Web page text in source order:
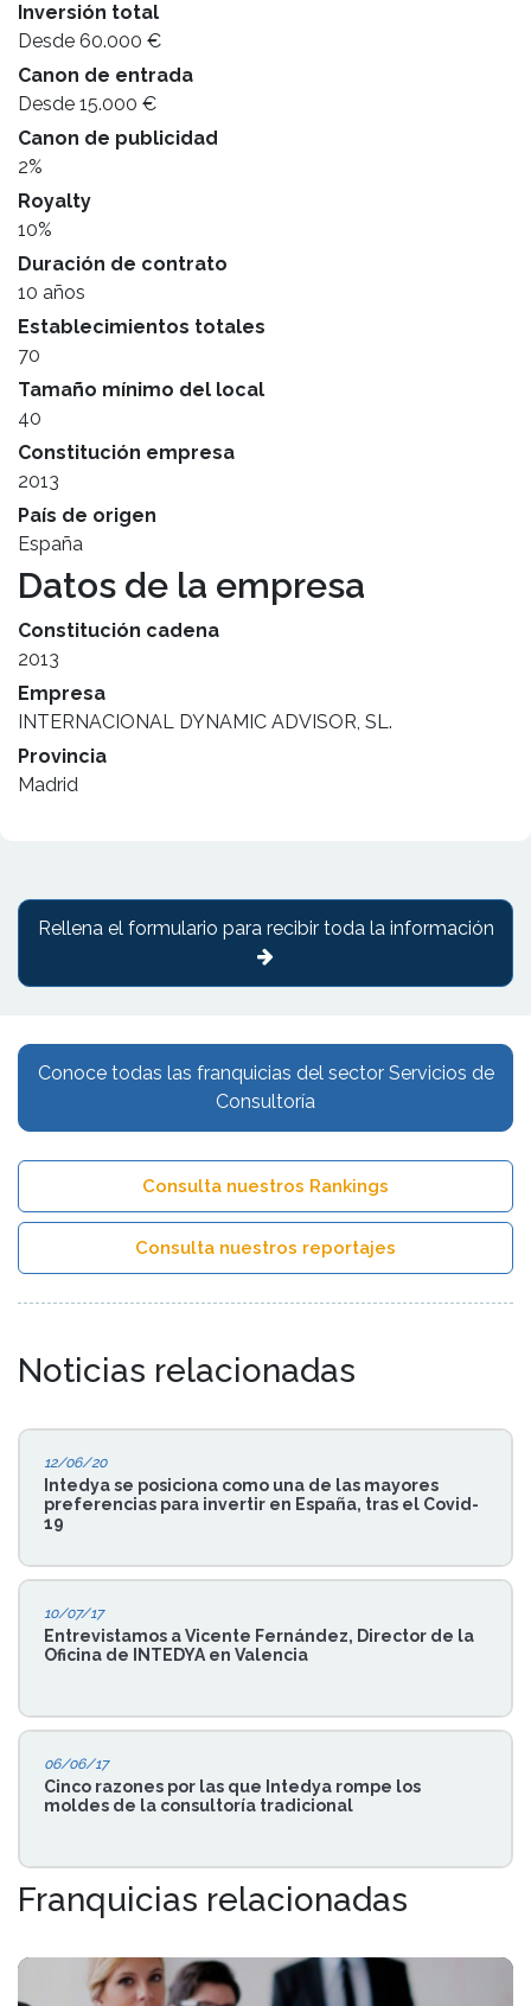
Inversión total
Desde 60.000 €
Canon de entrada
Desde 15.000 €
Canon de publicidad
2%
Royalty
10%
Duración de contrato
10 años
Establecimientos totales
70
Tamaño mínimo del local
40
Constitución empresa
2013
País de origen
España
Datos de la empresa
Constitución cadena
2013
Empresa
INTERNACIONAL DYNAMIC ADVISOR, SL.
Provincia
Madrid
Conoce todas las franquicias del sector Servicios de
Consultoría
Consulta nuestros Rankings
Consulta nuestros reportajes
Noticias relacionadas
12/06/20
Intedya se posiciona como una de las mayores
preferencias para invertir en España, tras el Covid-
19
10/07/17
Entrevistamos a Vicente Fernández, Director de la
Oficina de INTEDYA en Valencia
06/06/17
Cinco razones por las que Intedya rompe los
moldes de la consultoría tradicional
Franquicias relacionadas